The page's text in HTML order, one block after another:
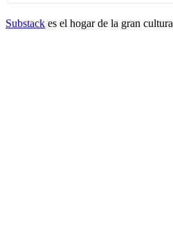
Substack es el hogar de la gran cultura